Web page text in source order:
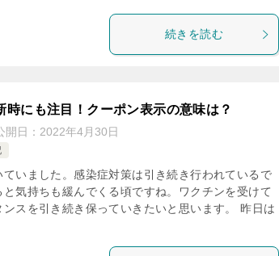
続きを読む
にも注目！クーポン表示の意味は？
開日： 2022年4月30日
いました。感染症対策は引き続き行われているで
気持ちも緩んでくる頃ですね。ワクチンを受けて
スを引き続き保っていきたいと思います。 昨日は